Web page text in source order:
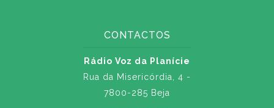
CONTACTOS
Rádio Voz da Planície
Rua da Misericórdia, 4 -
7800-285 Beja